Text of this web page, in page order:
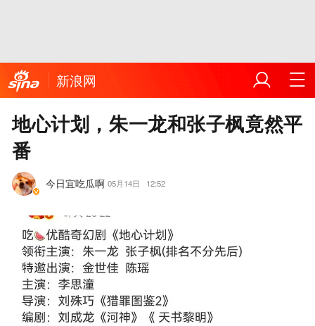
新浪网
地心计划，朱一龙和张子枫竟然平
番
今日宜吃瓜啊 05月14日 12:52